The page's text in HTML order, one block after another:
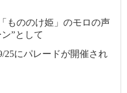
もののけ姫」のモロの声
”として
25にパレードが開催され